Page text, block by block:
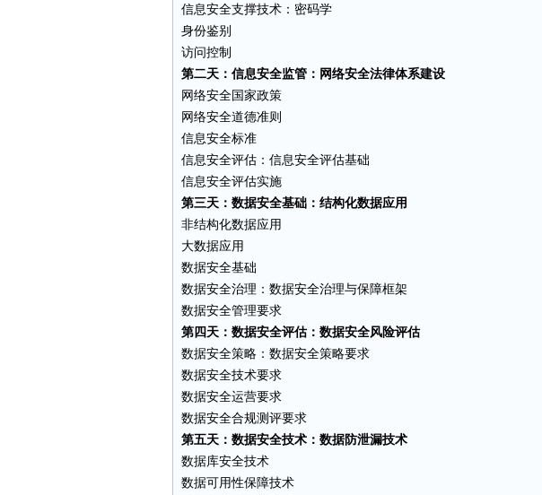
信息安全支撑技术：密码学
身份鉴别
访问控制
第二天：信息安全监管：网络安全法律体系建设
网络安全国家政策
网络安全道德准则
信息安全标准
信息安全评估：信息安全评估基础
信息安全评估实施
第三天：数据安全基础：结构化数据应用
非结构化数据应用
大数据应用
数据安全基础
数据安全治理：数据安全治理与保障框架
数据安全管理要求
第四天：数据安全评估：数据安全风险评估
数据安全策略：数据安全策略要求
数据安全技术要求
数据安全运营要求
数据安全合规测评要求
第五天：数据安全技术：数据防泄漏技术
数据库安全技术
数据可用性保障技术